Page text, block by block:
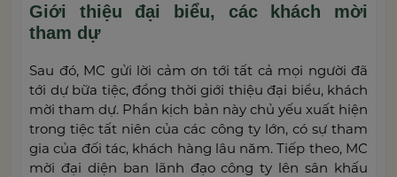
Giới thiệu đại biểu, các khách mời
tham dự
Sau đó, MC gửi lời cảm ơn tới tất cả mọi người đã
tới dự bữa tiệc, đồng thời giới thiệu đại biểu, khách
mời tham dự. Phần kịch bản này chủ yếu xuất hiện
trong tiệc tất niên của các công ty lớn, có sự tham
gia của đối tác, khách hàng lâu năm. Tiếp theo, MC
mời đại diện ban lãnh đạo công ty lên sân khấu